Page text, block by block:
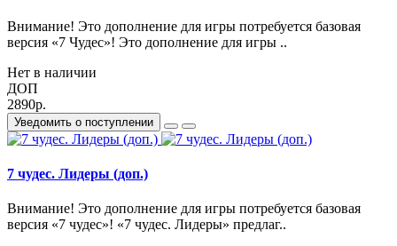
Внимание! Это дополнение для игры потребуется базовая
версия «7 Чудес»! Это дополнение для игры ..
Нет в наличии
ДОП
2890р.
Уведомить о поступлении
7 чудес. Лидеры (доп.)
Внимание! Это дополнение для игры потребуется базовая
версия «7 чудес»! «7 чудес. Лидеры» предлаг..